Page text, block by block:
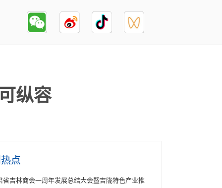
纵容
点
省吉林商会一周年发展总结大会暨吉陇特色产业推